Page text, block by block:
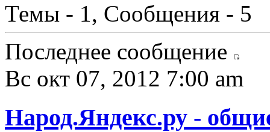
Темы - 1, Сообщения - 5
Последнее сообщение
Вс окт 07, 2012 7:00 am
Народ.Яндекс.ру -